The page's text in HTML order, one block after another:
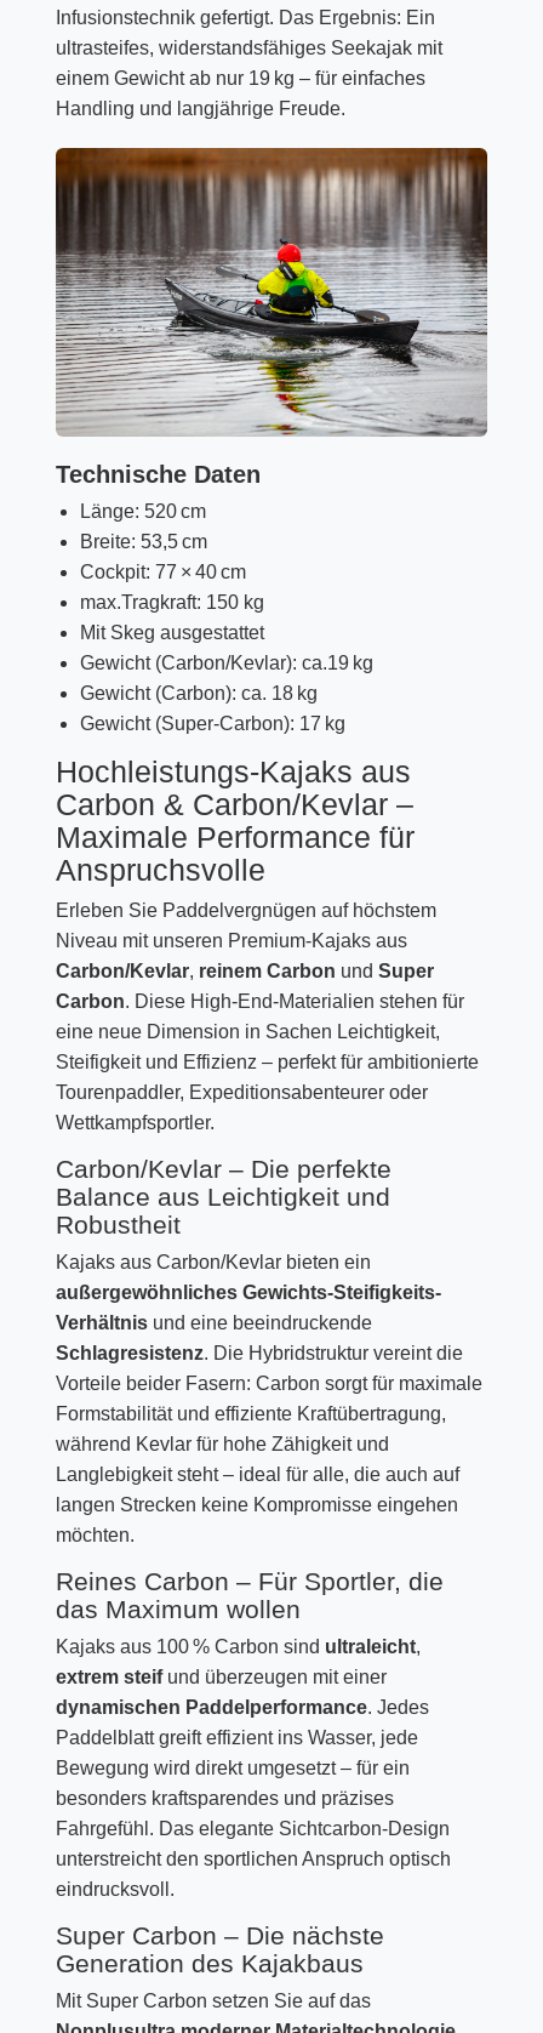
Infusionstechnik gefertigt. Das Ergebnis: Ein
ultrasteifes, widerstandsfähiges Seekajak mit
einem Gewicht ab nur 19 kg – für einfaches
Handling und langjährige Freude.
Technische Daten
Länge: 520 cm
Breite: 53,5 cm
Cockpit: 77 × 40 cm
max.Tragkraft: 150 kg
Mit Skeg ausgestattet
Gewicht (Carbon/Kevlar): ca.19 kg
Gewicht (Carbon): ca. 18 kg
Gewicht (Super-Carbon): 17 kg
Hochleistungs-Kajaks aus
Carbon & Carbon/Kevlar –
Maximale Performance für
Anspruchsvolle
Erleben Sie Paddelvergnügen auf höchstem
Niveau mit unseren Premium-Kajaks aus
Carbon/Kevlar, reinem Carbon und Super
Carbon. Diese High-End-Materialien stehen für
eine neue Dimension in Sachen Leichtigkeit,
Steifigkeit und Effizienz – perfekt für ambitionierte
Tourenpaddler, Expeditionsabenteurer oder
Wettkampfsportler.
Carbon/Kevlar – Die perfekte
Balance aus Leichtigkeit und
Robustheit
Kajaks aus Carbon/Kevlar bieten ein
außergewöhnliches Gewichts-Steifigkeits-
Verhältnis und eine beeindruckende
Schlagresistenz. Die Hybridstruktur vereint die
Vorteile beider Fasern: Carbon sorgt für maximale
Formstabilität und effiziente Kraftübertragung,
während Kevlar für hohe Zähigkeit und
Langlebigkeit steht – ideal für alle, die auch auf
langen Strecken keine Kompromisse eingehen
möchten.
Reines Carbon – Für Sportler, die
das Maximum wollen
Kajaks aus 100 % Carbon sind ultraleicht,
extrem steifund überzeugen mit einer
dynamischen Paddelperformance. Jedes
Paddelblatt greift effizient ins Wasser, jede
Bewegung wird direkt umgesetzt – für ein
besonders kraftsparendes und präzises
Fahrgefühl. Das elegante Sichtcarbon-Design
unterstreicht den sportlichen Anspruch optisch
eindrucksvoll.
Super Carbon – Die nächste
Generation des Kajakbaus
Mit Super Carbon setzen Sie auf das